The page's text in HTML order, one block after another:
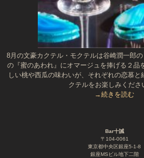
8月の文豪カクテル・モクテルは谷崎潤一郎
の『蜜のあわれ』にオマージュを捧げる２品
しい桃や西瓜の味わいが、それぞれの恋慕と
クテルをお楽しみくだ
→続きを読む
Bar十誡
〒104-0061
東京都中央区銀座5-1-8
銀座MSビル地下二階